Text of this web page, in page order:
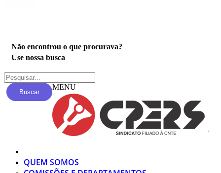
Não encontrou o que procurava?
Use nossa busca
Buscar
MENU
'
QUEM SOMOS